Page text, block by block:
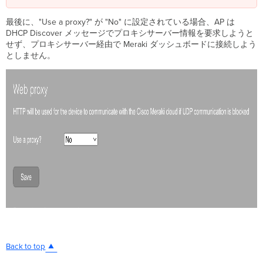
最後に、"Use a proxy?" が "No" に設定されている場合、AP は
DHCP Discover メッセージでプロキシサーバー情報を要求しようと
せず、プロキシサーバー経由で Meraki ダッシュボードに接続しよう
としません。
Back to top